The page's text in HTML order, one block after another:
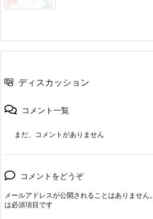
ディスカッション
コメント一覧
まだ、コメントがありません
コメントをどうぞ
メールアドレスが公開されることはありません。
は必須項目です